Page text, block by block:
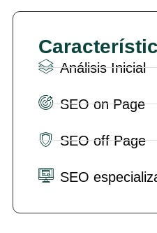
Análisis Inicial
SEO on Page
SEO off Page
SEO